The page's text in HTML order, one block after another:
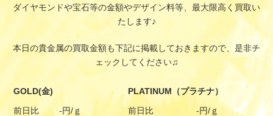
ダイヤモンドや宝石等の金額やデザイン料等、最大限高く買取い
たします♪
本日の貴金属の買取金額も下記に掲載しておきますので、是非チ
ェックしてください♫
GOLD(金)
PLATINUM（プラチナ）
前日比
-円/ｇ 前日比
-円/ｇ